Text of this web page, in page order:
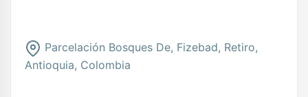
Parcelación Bosques De, Fizebad, Retiro,
Antioquia, Colombia